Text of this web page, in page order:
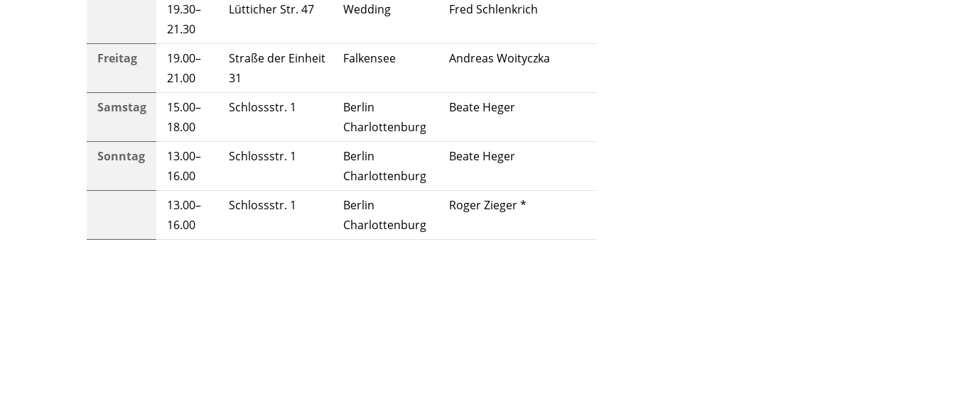
19.30–
21.30
Lütticher Str. 47 Wedding Fred Schlenkrich
Freitag
19.00–
21.00
Straße der Einheit
31
Falkensee Andreas Woityczka
Samstag
15.00–
18.00
Schlossstr. 1
Berlin
Charlottenburg
Beate Heger
Sonntag
13.00–
16.00
Schlossstr. 1
Berlin
Charlottenburg
Beate Heger
13.00–
16.00
Schlossstr. 1
Berlin
Charlottenburg
Roger Zieger *